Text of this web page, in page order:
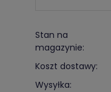
Stan na
magazynie:
Koszt dostawy:
Wysyłka: